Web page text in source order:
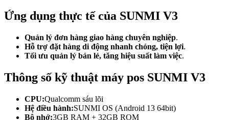
Ứng dụng thực tế của SUNMI V3
Quản lý đơn hàng giao hàng chuyên nghiệp.
Hỗ trợ đặt hàng di động nhanh chóng, tiện lợi.
Tối ưu quản lý bán lẻ, tăng hiệu suất làm việc.
Thông số kỹ thuật máy pos SUNMI V3
CPU:Qualcomm sáu lõi
Hệ điều hành:SUNMI OS (Android 13 64bit)
Bộ nhớ:3GB RAM + 32GB ROM